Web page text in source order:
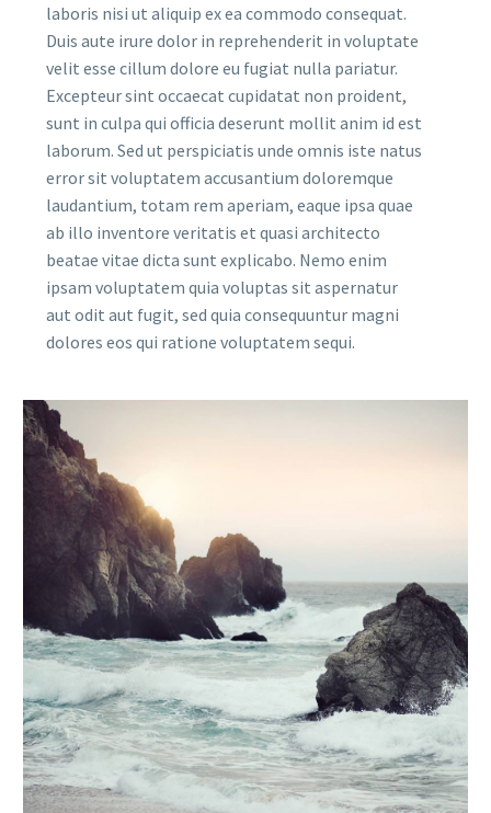
laboris nisi ut aliquip ex ea commodo consequat.
Duis aute irure dolor in reprehenderit in voluptate
velit esse cillum dolore eu fugiat nulla pariatur.
Excepteur sint occaecat cupidatat non proident,
sunt in culpa qui officia deserunt mollit anim id est
laborum. Sed ut perspiciatis unde omnis iste natus
error sit voluptatem accusantium doloremque
laudantium, totam rem aperiam, eaque ipsa quae
ab illo inventore veritatis et quasi architecto
beatae vitae dicta sunt explicabo. Nemo enim
ipsam voluptatem quia voluptas sit aspernatur
aut odit aut fugit, sed quia consequuntur magni
dolores eos qui ratione voluptatem sequi.